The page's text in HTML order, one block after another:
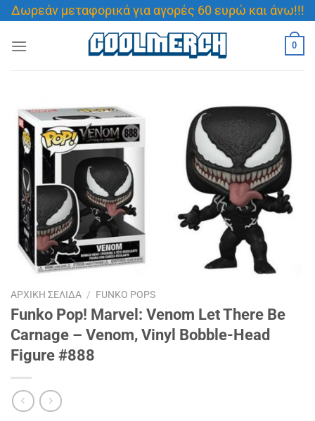
Μετάβαση
στο
περιεχόμενο
Δωρεάν μεταφορικά για αγορές 60 ευρώ και άνω!!!
0
ΑΡΧΙΚΉ ΣΕΛΊΔΑ / FUNKO POPS
Funko Pop! Marvel: Venom Let There Be
Carnage – Venom, Vinyl Bobble-Head
Figure #888